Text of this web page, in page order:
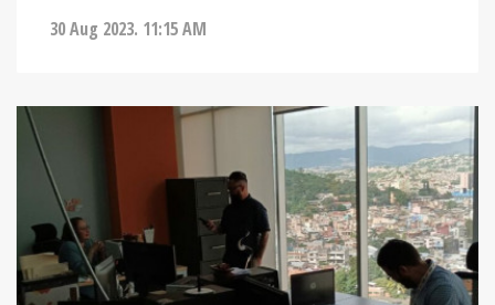
30 Aug 2023. 11:15 AM